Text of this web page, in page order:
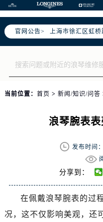
官网公告>
当前位置： 首页 > 新闻/知识/问答
浪琴腕表
发布时间
分享到：
在佩戴浪琴腕表的过
况，这不仅影响美观，还